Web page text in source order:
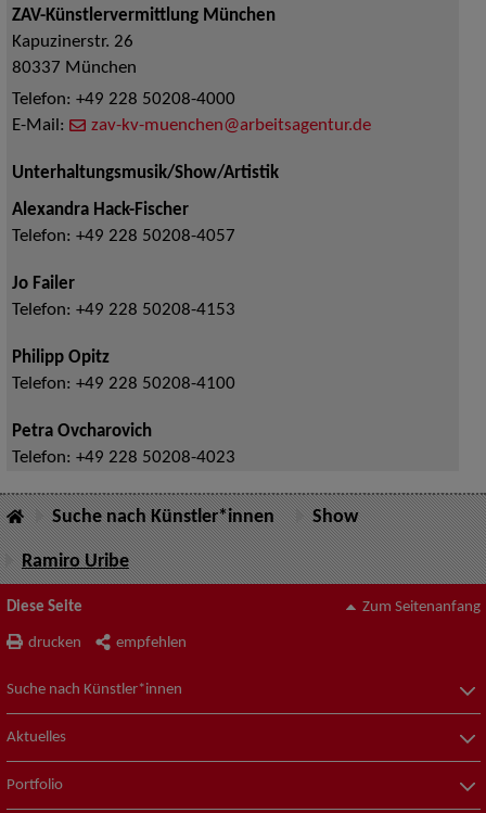
ZAV-Künstlervermittlung München
Kapuzinerstr. 26
80337 München
Telefon: +49 228 50208-4000
E-Mail:
zav-kv-muenchen@arbeitsagentur.de
Unterhaltungsmusik/Show/Artistik
Alexandra Hack-Fischer
Telefon: +49 228 50208-4057
Jo Failer
Telefon: +49 228 50208-4153
Philipp Opitz
Telefon: +49 228 50208-4100
Petra Ovcharovich
Telefon: +49 228 50208-4023
Suche nach Künstler*innen Show
Ramiro Uribe
Diese Seite
drucken empfehlen
Zum Seitenanfang
Suche nach Künstler*innen
Aktuelles
Portfolio